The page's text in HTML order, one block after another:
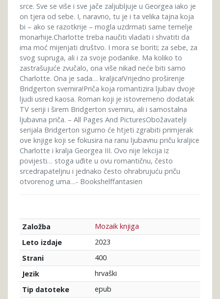
srce. Sve se više i sve jače zaljubljuje u Georgea iako je
on tjera od sebe. I, naravno, tu je i ta velika tajna koja
bi – ako se razotkrije – mogla uzdrmati same temelje
monarhije.Charlotte treba naučiti vladati i shvatiti da
ima moć mijenjati društvo. I mora se boriti; za sebe, za
svog supruga, ali i za svoje podanike. Ma koliko to
zastrašujuće zvučalo, ona više nikad neće biti samo
Charlotte. Ona je sada… kraljica!Vrijedno proširenje
Bridgerton svemira!Priča koja romantizira ljubav dvoje
ljudi usred kaosa. Roman koji je istovremeno dodatak
TV seriji i širem Bridgerton svemiru, ali i samostalna
ljubavna priča. – All Pages And PicturesObožavatelji
serijala Bridgerton sigurno će htjeti zgrabiti primjerak
ove knjige koji se fokusira na ranu ljubavnu priču kraljice
Charlotte i kralja Georgea III. Ovo nije lekcija iz
povijesti… stoga uđite u ovu romantičnu, često
srcedrapateljnu i jednako često ohrabrujuću priču
otvorenog uma…- Bookshelffantasien
Založba
Mozaik knjiga
Leto izdaje
2023
Strani
400
Jezik
hrvaški
Tip datoteke
epub